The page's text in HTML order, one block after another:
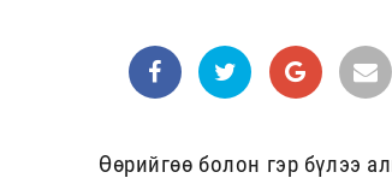
Өөрийгөө болон гэр бүлээ